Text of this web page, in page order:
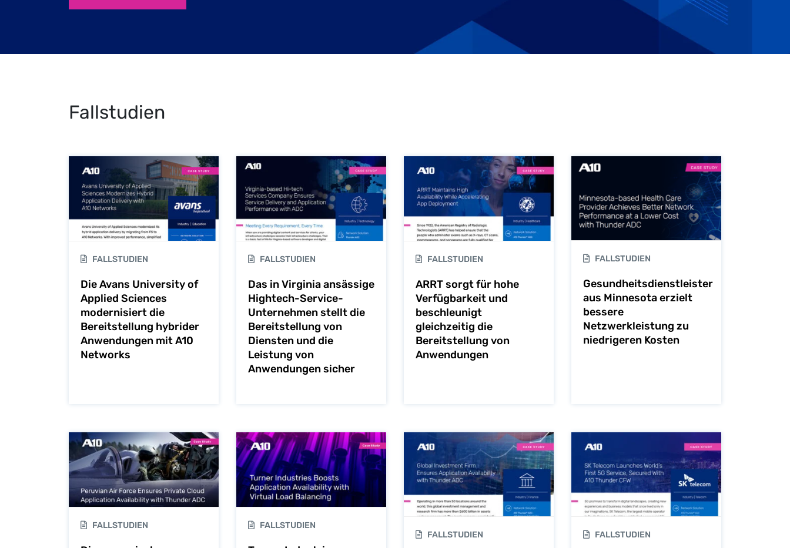
Fallstudien
FALLSTUDIEN
Die Avans University of
Applied Sciences
modernisiert die
Bereitstellung hybrider
Anwendungen mit A10
Networks
FALLSTUDIEN
Das in Virginia ansässige
Hightech-Service-
Unternehmen stellt die
Bereitstellung von
Diensten und die
Leistung von
Anwendungen sicher
FALLSTUDIEN
ARRT sorgt für hohe
Verfügbarkeit und
beschleunigt
gleichzeitig die
Bereitstellung von
Anwendungen
FALLSTUDIEN
Gesundheitsdienstleister
aus Minnesota erzielt
bessere
Netzwerkleistung zu
niedrigeren Kosten
FALLSTUDIEN FALLSTUDIEN
FALLSTUDIEN FALLSTUDIEN